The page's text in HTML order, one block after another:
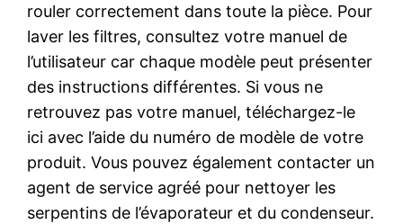
rouler correctement dans toute la pièce. Pour
laver les filtres, consultez votre manuel de
l’utilisateur car chaque modèle peut présenter
des instructions différentes. Si vous ne
retrouvez pas votre manuel, téléchargez-le
ici avec l’aide du numéro de modèle de votre
produit. Vous pouvez également contacter un
agent de service agréé pour nettoyer les
serpentins de l’évaporateur et du condenseur.